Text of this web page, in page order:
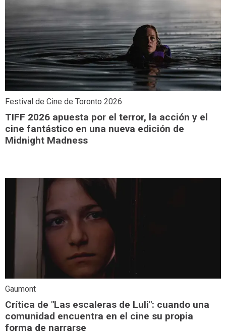
Festival de Cine de Toronto 2026
TIFF 2026 apuesta por el terror, la acción y el
cine fantástico en una nueva edición de
Midnight Madness
Gaumont
Crítica de "Las escaleras de Luli": cuando una
comunidad encuentra en el cine su propia
forma de narrarse